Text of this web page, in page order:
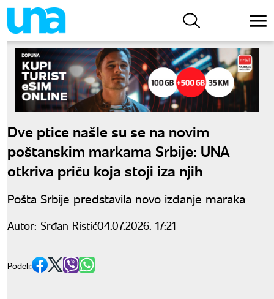
Dve ptice našle su se na novim
poštanskim markama Srbije: UNA
otkriva priču koja stoji iza njih
Pošta Srbije predstavila novo izdanje maraka
Autor: Srđan Ristić04.07.2026. 17:21
Podeli: